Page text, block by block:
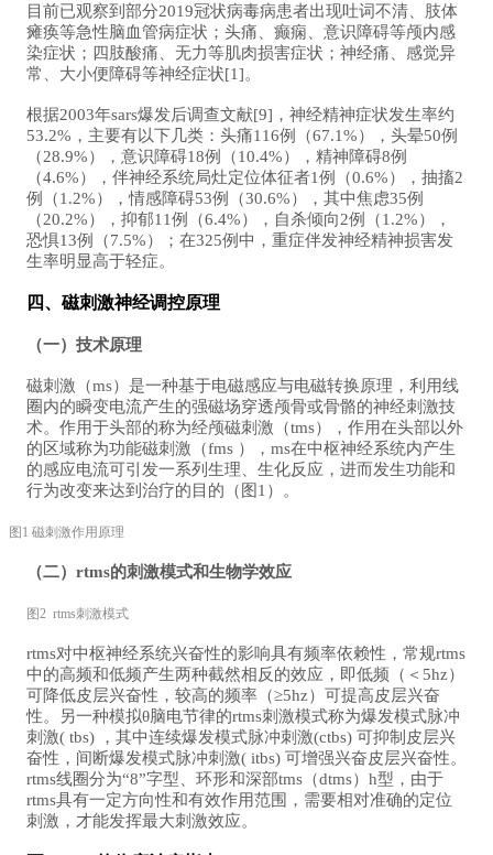
目前已观察到部分2019冠状病毒病患者出现吐词不清、肢体
瘫痪等急性脑血管病症状；头痛、癫痫、意识障碍等颅内感
染症状；四肢酸痛、无力等肌肉损害症状；神经痛、感觉异
常、大小便障碍等神经症状[1]。
根据2003年sars爆发后调查文献[9]，神经精神症状发生率约
53.2%，主要有以下几类：头痛116例（67.1%），头晕50例
（28.9%），意识障碍18例（10.4%），精神障碍8例
（4.6%），伴神经系统局灶定位体征者1例（0.6%），抽搐2
例（1.2%），情感障碍53例（30.6%），其中焦虑35例
（20.2%），抑郁11例（6.4%），自杀倾向2例（1.2%），
恐惧13例（7.5%）；在325例中，重症伴发神经精神损害发
生率明显高于轻症。
四、磁刺激神经调控原理
（一）技术原理
磁刺激（ms）是一种基于电磁感应与电磁转换原理，利用线
圈内的瞬变电流产生的强磁场穿透颅骨或骨骼的神经刺激技
术。作用于头部的称为经颅磁刺激（tms），作用在头部以外
的区域称为功能磁刺激（fms ），ms在中枢神经系统内产生
的感应电流可引发一系列生理、生化反应，进而发生功能和
行为改变来达到治疗的目的（图1）。
图1 磁刺激作用原理
（二）rtms的刺激模式和生物学效应
图2 rtms刺激模式
rtms对中枢神经系统兴奋性的影响具有频率依赖性，常规rtms
中的高频和低频产生两种截然相反的效应，即低频（＜5hz）
可降低皮层兴奋性，较高的频率（≥5hz）可提高皮层兴奋
性。另一种模拟θ脑电节律的rtms刺激模式称为爆发模式脉冲
刺激( tbs) ，其中连续爆发模式脉冲刺激(ctbs) 可抑制皮层兴
奋性，间断爆发模式脉冲刺激( itbs) 可增强兴奋皮层兴奋性。
rtms线圈分为“8”字型、环形和深部tms（dtms）h型，由于
rtms具有一定方向性和有效作用范围，需要相对准确的定位
刺激，才能发挥最大刺激效应。